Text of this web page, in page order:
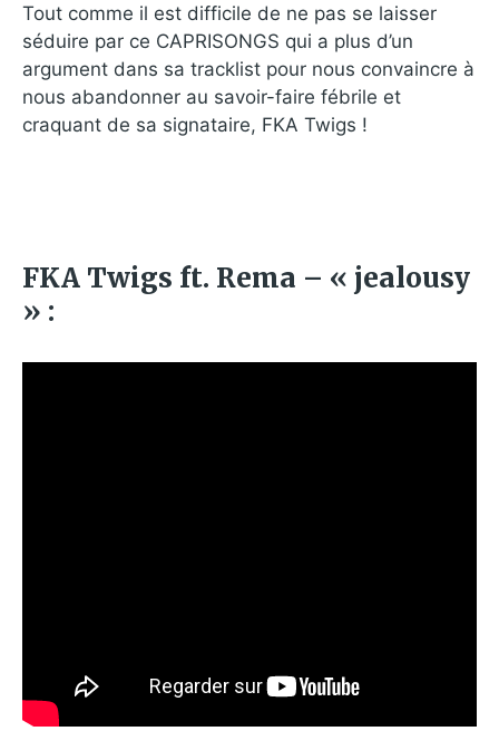
Tout comme il est difficile de ne pas se laisser
séduire par ce CAPRISONGS qui a plus d’un
argument dans sa tracklist pour nous convaincre à
nous abandonner au savoir-faire fébrile et
craquant de sa signataire, FKA Twigs !
FKA Twigs ft. Rema – « jealousy
» :